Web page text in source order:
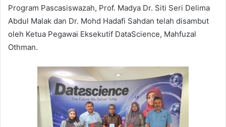
Program Pascasiswazah, Prof. Madya Dr. Siti Seri Delima
Abdul Malak dan Dr. Mohd Hadafi Sahdan telah disambut
oleh Ketua Pegawai Eksekutif DataScience, Mahfuzal
Othman.